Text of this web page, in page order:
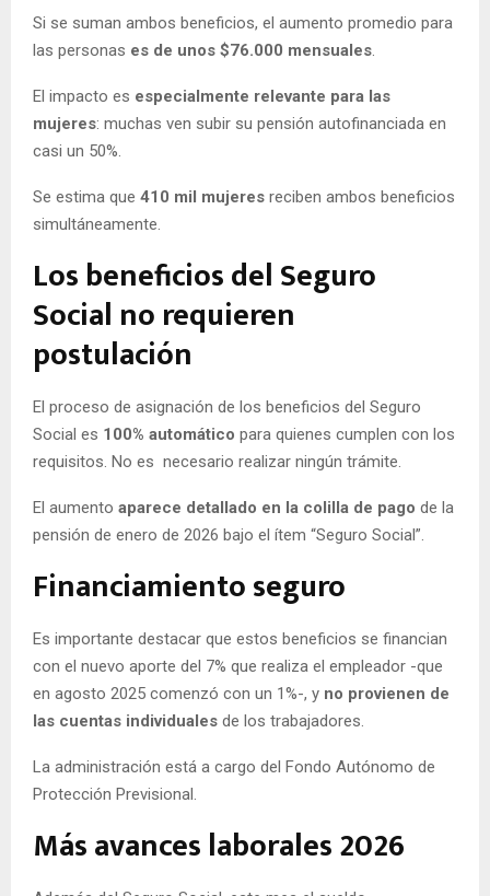
Si se suman ambos beneficios, el aumento promedio para
las personas es de unos $76.000 mensuales.
El impacto es especialmente relevante para las
mujeres: muchas ven subir su pensión autofinanciada en
casi un 50%.
Se estima que 410 mil mujeres reciben ambos beneficios
simultáneamente.
Los beneficios del Seguro
Social no requieren
postulación
El proceso de asignación de los beneficios del Seguro
Social es 100% automático para quienes cumplen con los
requisitos. No es necesario realizar ningún trámite.
El aumento aparece detallado en la colilla de pago de la
pensión de enero de 2026 bajo el ítem “Seguro Social”.
Financiamiento seguro
Es importante destacar que estos beneficios se financian
con el nuevo aporte del 7% que realiza el empleador -que
en agosto 2025 comenzó con un 1%-, y no provienen de
las cuentas individuales de los trabajadores.
La administración está a cargo del Fondo Autónomo de
Protección Previsional.
Más avances laborales 2026